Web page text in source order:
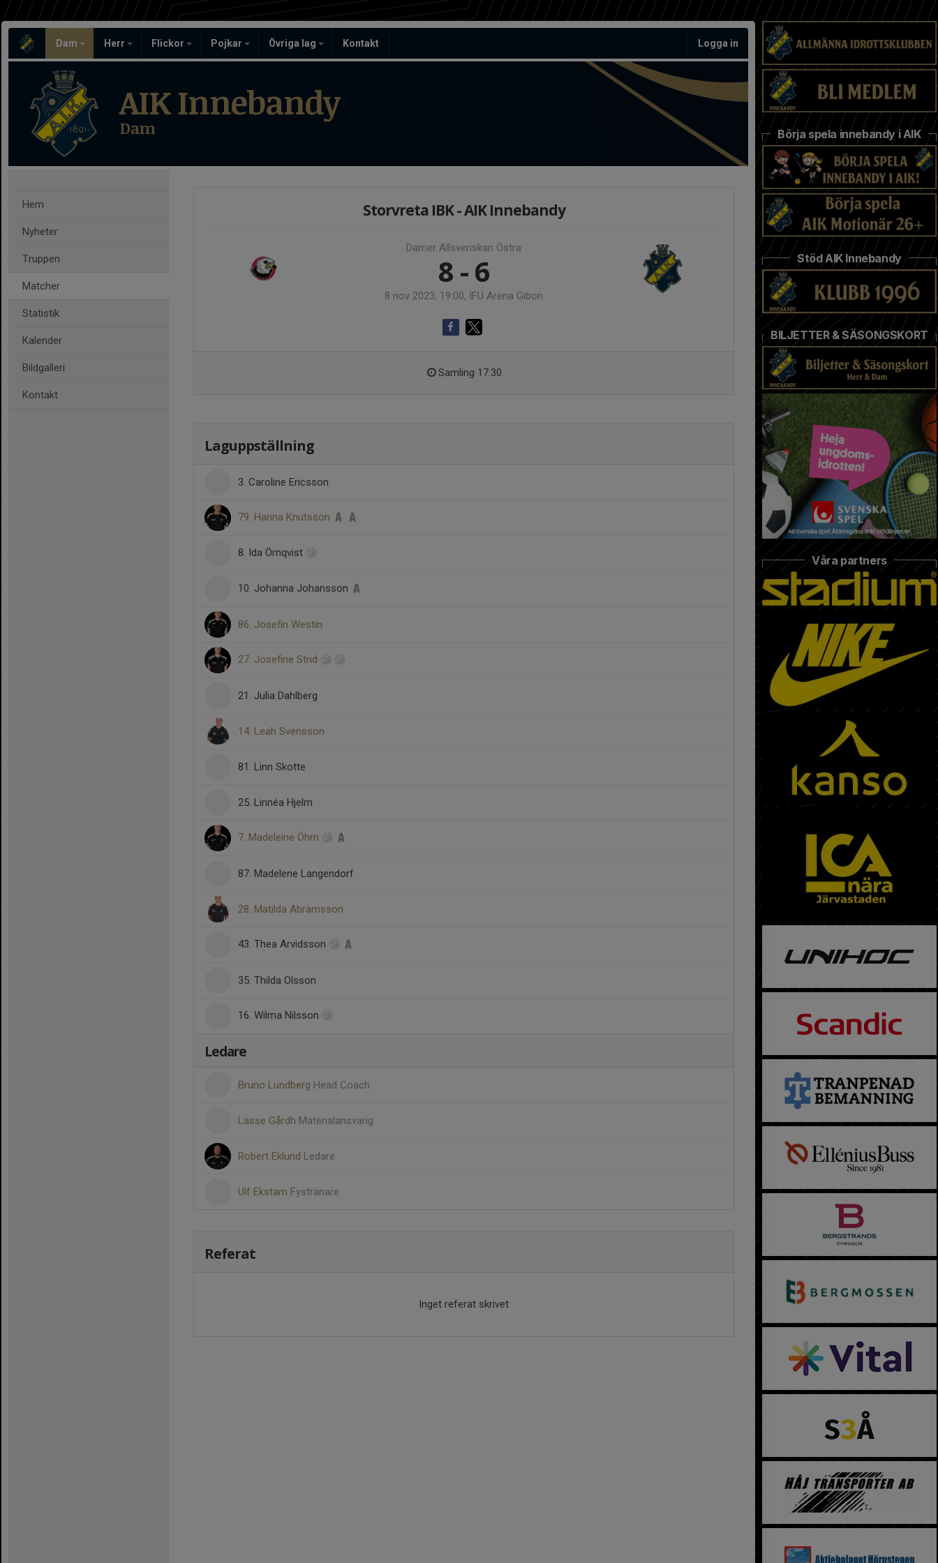
Dam Herr Flickor Pojkar Övriga lag Kontakt Logga in
AIK Innebandy
Dam
Hem
Nyheter
Truppen
Matcher
Statistik
Kalender
Bildgalleri
Kontakt
Storvreta IBK - AIK Innebandy
Damer Allsvenskan Östra
8 - 6
8 nov 2023, 19:00, IFU Arena Gibon
Samling 17:30
Laguppställning
3. Caroline Ericsson
79. Hanna Knutsson
8. Ida Örnqvist
10. Johanna Johansson
86. Josefin Westin
27. Josefine Strid
21. Julia Dahlberg
14. Leah Svensson
81. Linn Skotte
25. Linnéa Hjelm
7. Madeleine Öhrn
87. Madelene Langendorf
28. Matilda Abramsson
43. Thea Arvidsson
35. Thilda Olsson
16. Wilma Nilsson
Ledare
Bruno Lundberg Head Coach
Lasse Gårdh Materialansvarig
Robert Eklund Ledare
Ulf Ekstam Fystränare
Referat
Inget referat skrivet
Börja spela innebandy i AIK
Stöd AIK Innebandy
BILJETTER & SÄSONGSKORT
Våra partners